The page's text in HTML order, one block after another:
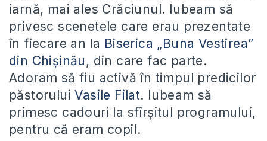
iarnă, mai ales Crăciunul. Iubeam să
privesc scenetele care erau prezentate
în fiecare an la Biserica „Buna Vestirea”
din Chișinău , din care fac parte.
Adoram să fiu activă în timpul predicilor
păstoruluiVasile Filat. Iubeam să
primesc cadouri la sfîrșitul programului,
pentru că eram copil.